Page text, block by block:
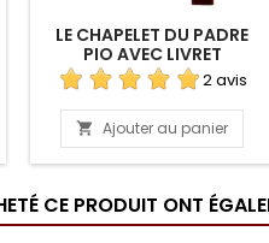
LE CHAPELET DU PADRE
PIO AVEC LIVRET
2 avis
 Ajouter au panier
CE PRODUIT ONT